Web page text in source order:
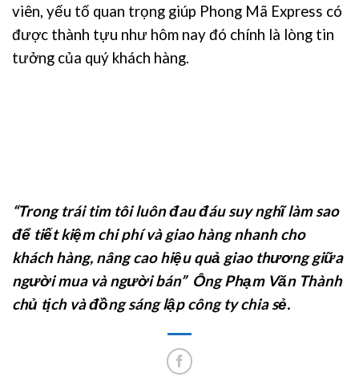
viên, yếu tố quan trọng giúp Phong Mã Express có
được thành tựu như hôm nay đó chính là lòng tin
tưởng của quý khách hàng.
“Trong trái tim tôi luôn đau đáu suy nghĩ làm sao
để tiết kiệm chi phí và giao hàng nhanh cho
khách hàng, nâng cao hiệu quả giao thương giữa
người mua và người bán” Ông Phạm Văn Thành
chủ tịch và đồng sáng lập công ty chia sẻ.